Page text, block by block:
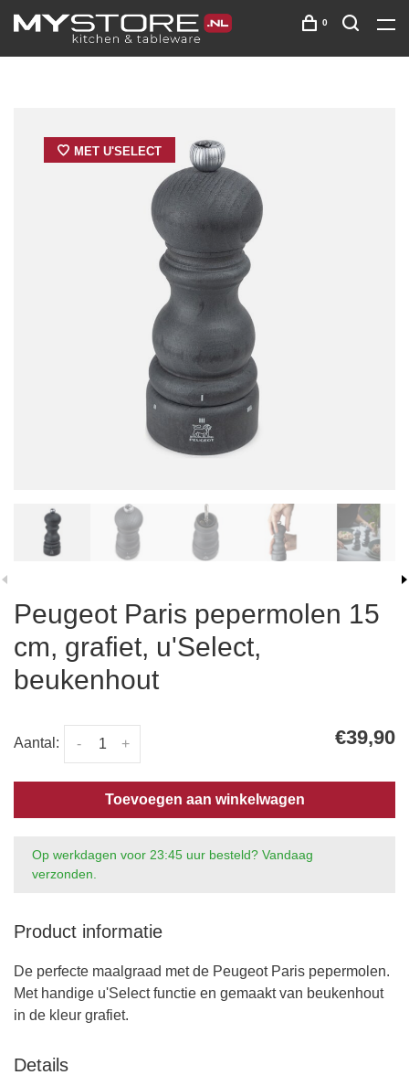
0
MET U'SELECT
Peugeot Paris pepermolen 15
cm, grafiet, u'Select,
beukenhout
Aantal: +
- €39,90
Toevoegen aan winkelwagen
Op werkdagen voor 23:45 uur besteld? Vandaag
verzonden.
Product informatie
De perfecte maalgraad met de Peugeot Paris pepermolen.
Met handige u'Select functie en gemaakt van beukenhout
in de kleur grafiet.
Details